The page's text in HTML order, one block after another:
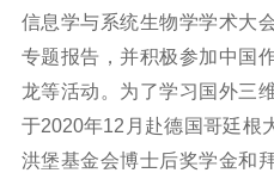
信息学与系统生物学学术大
专题报告，并积极参加中国
龙等活动。为了学习国外三
于2020年12月赴德国哥廷根
洪堡基金会博士后奖学金和